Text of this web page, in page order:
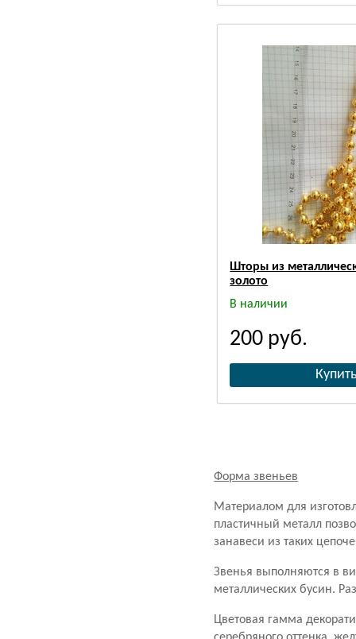
Шторы из
золото
В наличии
200 руб.
Форма звеньев
Материалом для
пластичный металл
занавеси из таких
Звенья выполняются в
металлических бусин.
Цветовая гамма